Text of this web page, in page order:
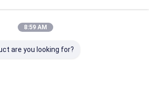
8:59 AM
are you looking for?